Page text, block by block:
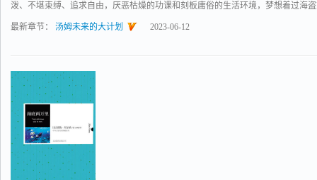
泼、不堪束缚、追求自由，厌恶枯燥的功课和刻板庸俗的生活环境，梦想着过海
最新章节： 汤姆未来的大计划 2023-06-12